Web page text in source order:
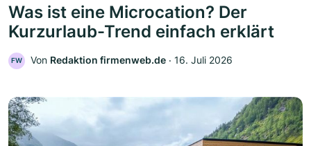
Was ist eine Microcation? Der
Kurzurlaub-Trend einfach erklärt
FW Von Redaktion firmenweb.de ‧ 16. Juli 2026